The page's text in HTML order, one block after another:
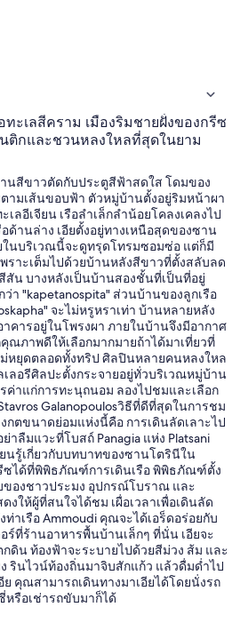
ะเลสีคราม เมืองริมชายฝั่งของกรีซ
ติกและชวนหลงใหลที่สุดในยาม
นสีขาวตัดกับประตูสีฟ้าสดใส โดมของ
ามเส้นขอบฟ้า ตัวหมู่บ้านตั้งอยู่ริมหน้าผา
ลอีเจียน เรือลำเล็กลำน้อยโคลงเคลงไป
ด้านล่าง เอียตั้งอยู่ทางเหนือสุดของซาน
ในบริเวณนี้จะดูทรุดโทรมซอมซ่อ แต่ก็มี
ราะเต็มไปด้วยบ้านหลังสีขาวที่ตั้งสลับลด
น บางหลังเป็นบ้านสองชั้นที่เป็นที่อยู่
ว่า "kapetanospita" ส่วนบ้านของลูกเรือ
จะไม่หรูหราเท่า บ้านหลายหลัง
คารอยู่ในโพรงผา ภายในบ้านจึงมีอากาศ
ณภาพดีให้เลือกมากมายถ้าได้มาเที่ยวที่
หยุดตลอดทั้งทริป ศิลปินหลายคนหลงใหล
ลอรีศิลปะตั้งกระจายอยู่ทั่วบริเวณหมู่บ้าน
ค่าแก่การทะนุถนอม ลองไปชมและเลือก
Galanopoulosวิธีที่ดีที่สุดในการชม
งกตขนาดย่อมแห่งนี้คือ การเดินลัดเลาะไป
าลืมแวะที่โบสถ์ Panagia แห่ง Platsani
นรู้เกี่ยวกับบทบาทของซานโตรินีใน
ซได้ที่พิพิธภัณฑ์การเดินเรือ พิพิธภัณฑ์ตั้ง
ของชาวประมง อุปกรณ์โบราณ และ
ให้ผู้ที่สนใจได้ชม เผื่อเวลาเพื่อเดินลัด
าเรือ Ammoudi คุณจะได้เอร็ดอร่อยกับ
ร์ที่ร้านอาหารพื้นบ้านเล็กๆ ที่นั่น เอียจะ
ดิน ท้องฟ้าจะระบายไปด้วยสีม่วง ส้ม และ
รินไวน์ท้องถิ่นมาจิบสักแก้ว แล้วดื่มด่ำไป
คุณสามารถเดินทางมาเอียได้โดยนั่งรถ
รือเช่ารถขับมาก็ได้